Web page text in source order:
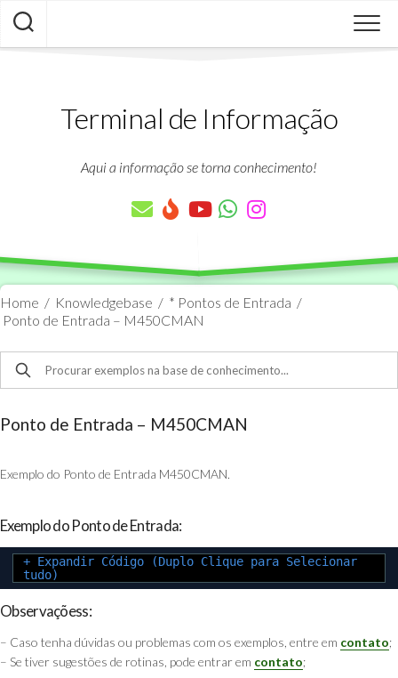
Skip
content
Terminal de Informação
Aqui a informação se torna conhecimento!
Home / Knowledgebase / * Pontos de Entrada /
Ponto de Entrada – M450CMAN
Ponto de Entrada – M450CMAN
Exemplo do Ponto de Entrada M450CMAN.
Exemplo do Ponto de Entrada:
+ Expandir Código (Duplo Clique para Selecionar
tudo)
Observaçõess:
– Caso tenha dúvidas ou problemas com os exemplos, entre em contato;
– Se tiver sugestões de rotinas, pode entrar em contato;